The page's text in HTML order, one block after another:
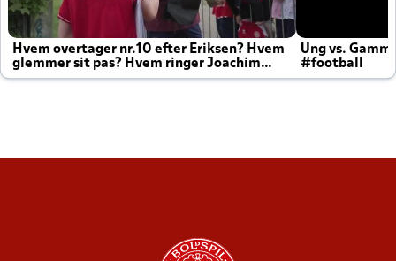
Hvem overtager nr.10 efter Eriksen? Hvem
glemmer sit pas? Hvem ringer Joachim
altid til efter kampe?
Ung vs.
#football